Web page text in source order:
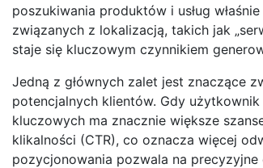
poszukiwania produktów i usług
związanych z lokalizacją, takich jak
staje się kluczowym czynnikiem
Jedną z głównych zalet jest znaczące
potencjalnych klientów. Gdy
kluczowych ma znacznie większe
klikalności (CTR), co oznacza więcej
pozycjonowania pozwala na